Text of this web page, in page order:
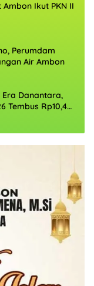
Ikut PKN II
Perumdam
Air Ambon
Danantara,
Tembus Rp10,4